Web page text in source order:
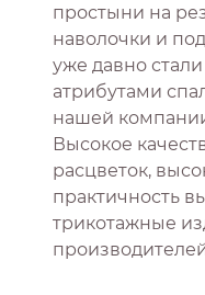
простыни на
наволочки и
уже давно
атрибутами
нашей
Высокое
расцветок,
практичность
трикотажные